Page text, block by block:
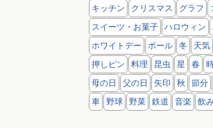
キッチン
クリスマス グラフ
スイーツ・お菓子
ハロウィン
ホワイトデー
ボール 冬 天気
押しピン
料理 昆虫 星 春
母の日
父の日 矢印 秋 節分
車
野球 野菜 鉄道 音楽 飲